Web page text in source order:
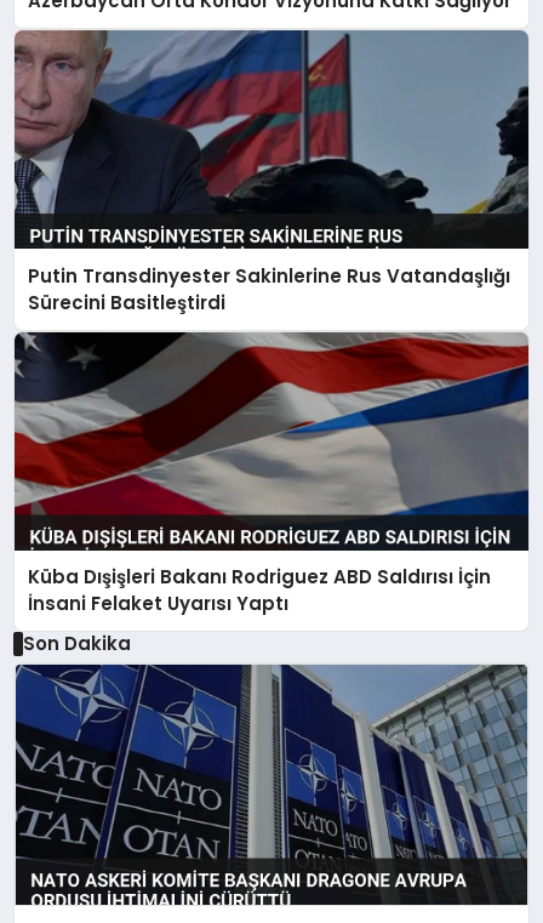
Putin Transdinyester Sakinlerine Rus Vatandaşlığı
Sürecini Basitleştirdi
Küba Dışişleri Bakanı Rodriguez ABD Saldırısı İçin
İnsani Felaket Uyarısı Yaptı
Son Dakika